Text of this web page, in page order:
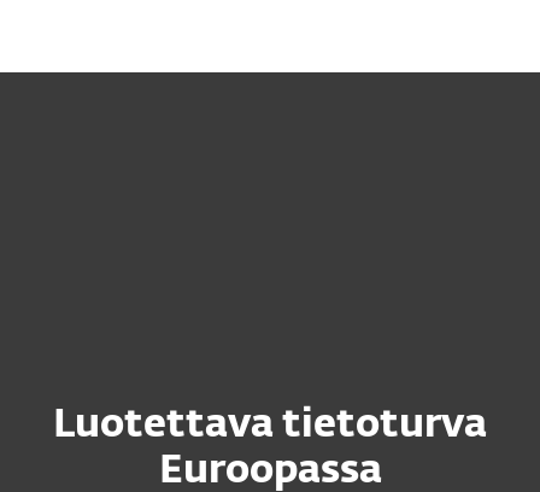
Luotettava tietoturva
Euroopassa